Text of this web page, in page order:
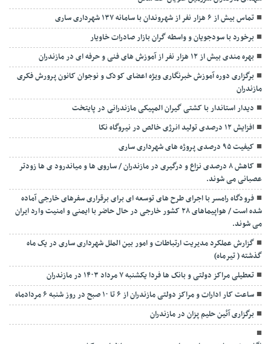
تماس بیش از ۶ هزار نفر از شهروندان با سامانه ۱۳۷ شهرداری ساری
برخورد با سودجویان و واسطه گران بازار صادرات خاویار
بهره مندی بیش از ۱۲ هزار نفر از آموزش های فنی و حرفه ای در مازندران
برگزاری دوره آموزش خبرنگاری ویژه اعضای کودک و نوجوان کانون پرورش فکری
مازندران
دیدار استاندار با کشتی گیران المپیکی مازندرانی در پایتخت
افزایش ۱۲ درصدی تولید انرژی خالص در نیروگاه نکا
کیفیت ۹۵ درصدی پروژه های شهرداری ساری
کاهش ۸ درصدی نزاع و درگیری در مازندران / ساروی ها و میاندرود ی ها زودتر
عصبانی می شوند.
فرودگاه رامسر با اجرای طرح های توسعه ای برای برقراری سفرهای خارجی آماده
شده است / هواپیماهای ۲۸ کشور خارجی در حال حاضر با ایمنی و امنیت وارد ایران
می شوند.
گزارش عملکرد مدیریت ارتباطات و امور بین الملل شهرداری ساری در یک ماه
گذشته ( تیرماه)
تعطیلی مراکز دولتی و بانک ها فردا یکشنبه ۷ مرداد ۱۴۰۳ در مازندران
ساعت کار ادارات و مراکز دولتی مازندران از ۶ تا ۱۰ صبح در روز شنبه ۶ مردادماه
برگزاری آئین حلیم پزان در مازندران